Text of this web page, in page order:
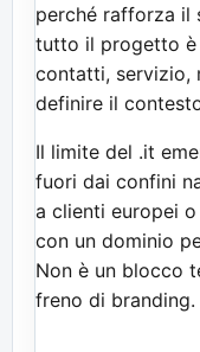
perché rafforza il
tutto il progetto è
contatti, servizio,
definire il
Il limite del .it
fuori dai confini
a clienti europei
con un dominio
Non è un blocco
freno di branding.